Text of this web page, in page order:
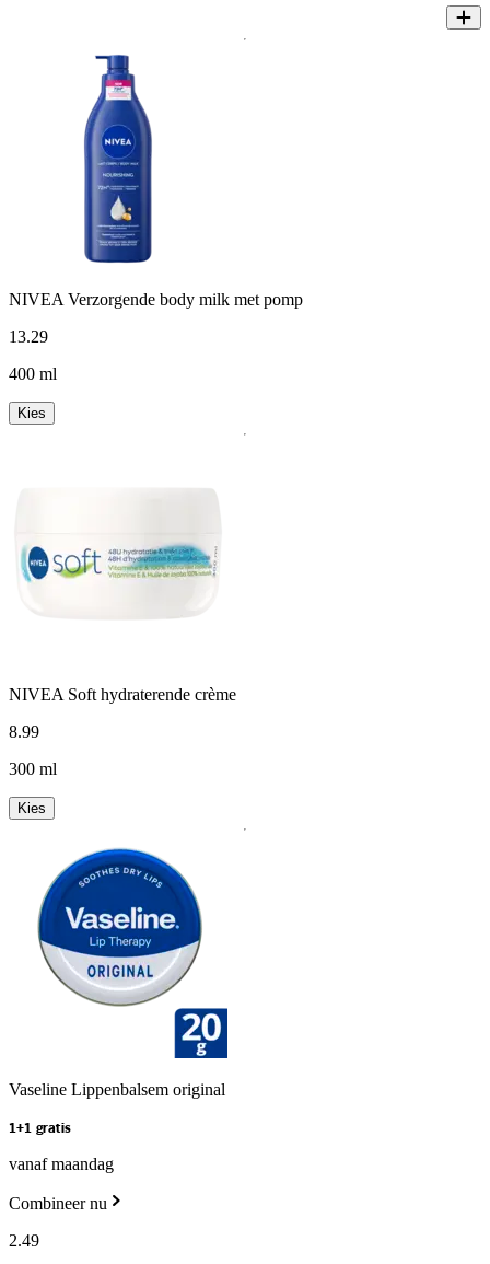
NIVEA Verzorgende body milk met pomp
13.29
400 ml
Kies
NIVEA Soft hydraterende crème
8.99
300 ml
Kies
Vaseline Lippenbalsem original
1+1 gratis
vanaf maandag
Combineer nu
2.49